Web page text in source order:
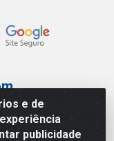
e de
publicidade
Paulo/SP